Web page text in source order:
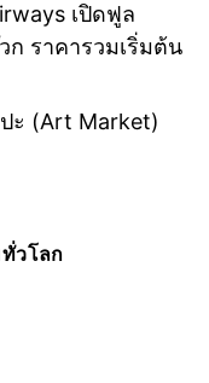
เปิดฟูล
ก ราคารวมเริ่มต้น
ะ (Art Market)
วโลก